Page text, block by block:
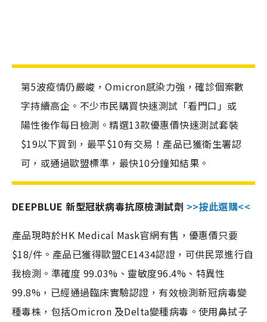
第5波疫情仍嚴峻，Omicron感染力強，確診個案數
字持續高企。不少市民購買快速測試「看門口」或
陽性後作每日檢測。精選13款優惠價快速測試套裝
$19以下買到，最平$10有交易！產品已獲衛生署認
可，或通過歐盟標準，最快10分鐘知結果。
DEEPBLUE 新型冠狀病毒抗原檢測試劑 >>按此選購<<
產品現時於HK Medical Mask官網有售，優惠價只要
$18/件。產品已獲得歐盟CE1434認證，可供民眾進行自
我檢測。準確度 99.03%、靈敏度96.4%、特異性
99.8%，已經通過臨床實驗認證，有效檢測新冠病毒變
種毒株，包括Omicron 及Delta變種病毒。使用鼻拭子